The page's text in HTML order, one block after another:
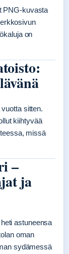
PNG-kuvasta
on
sitten.
kiihtyvää
missä
–
ja
astuneensa
oman
sydämessä